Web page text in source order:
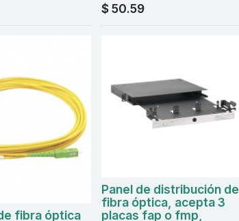
$50.59
fibra óptica
Panel de distribución de
fibra óptica, acepta 3
placas fap o fmp,